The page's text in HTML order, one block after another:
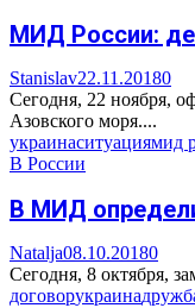
МИД России:
Stanislav22.11.20180
Сегодня, 22 ноября,
Азовского моря....
украинаситуациямид
В России
В МИД
Natalja08.10.20180
Сегодня, 8 октября,
договорукраина